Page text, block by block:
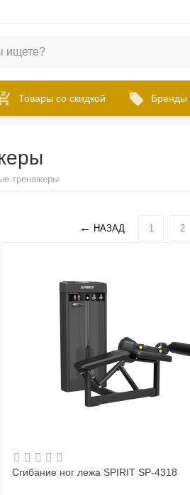
Товары со скидкой Бренды
тренажеры
НАЗАД 1 2
Сгибание ног лежа SPIRIT SP-4318